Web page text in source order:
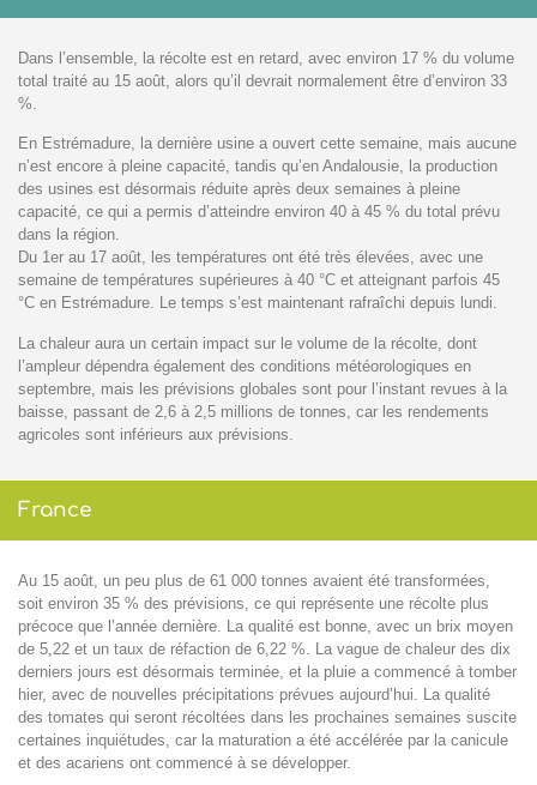
Dans l’ensemble, la récolte est en retard, avec environ 17 % du volume
total traité au 15 août, alors qu’il devrait normalement être d’environ 33
%.
En Estrémadure, la dernière usine a ouvert cette semaine, mais aucune
n’est encore à pleine capacité, tandis qu’en Andalousie, la production
des usines est désormais réduite après deux semaines à pleine
capacité, ce qui a permis d’atteindre environ 40 à 45 % du total prévu
dans la région.
Du 1er au 17 août, les températures ont été très élevées, avec une
semaine de températures supérieures à 40 °C et atteignant parfois 45
°C en Estrémadure. Le temps s’est maintenant rafraîchi depuis lundi.
La chaleur aura un certain impact sur le volume de la récolte, dont
l’ampleur dépendra également des conditions météorologiques en
septembre, mais les prévisions globales sont pour l’instant revues à la
baisse, passant de 2,6 à 2,5 millions de tonnes, car les rendements
agricoles sont inférieurs aux prévisions.
France
Au 15 août, un peu plus de 61 000 tonnes avaient été transformées,
soit environ 35 % des prévisions, ce qui représente une récolte plus
précoce que l’année dernière. La qualité est bonne, avec un brix moyen
de 5,22 et un taux de réfaction de 6,22 %. La vague de chaleur des dix
derniers jours est désormais terminée, et la pluie a commencé à tomber
hier, avec de nouvelles précipitations prévues aujourd’hui. La qualité
des tomates qui seront récoltées dans les prochaines semaines suscite
certaines inquiétudes, car la maturation a été accélérée par la canicule
et des acariens ont commencé à se développer.